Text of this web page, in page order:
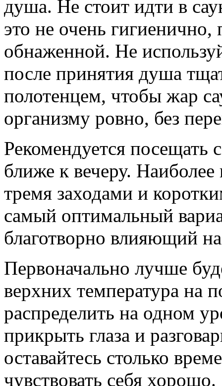
душа. Не стоит идти в
это не очень гигиенично,
обнаженной. Не
после принятия душа
полотенцем, чтобы жар
организму ровно, без
Рекомендуется посещать
ближе к вечеру.
тремя заходами и
самый оптимальный
благотворно влияющий
Первоначально лучше
верхних температура на
распределить на одном
прикрыть глаза и
оставайтесь столько
чувствовать себя хорошо.